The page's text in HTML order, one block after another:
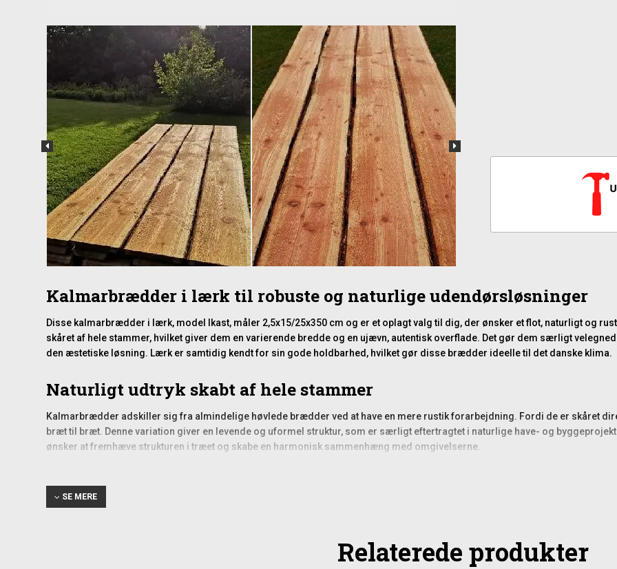
Kalmarbrædder i lærk til robuste og naturlige udendørsløsninger
Disse kalmarbrædder i lærk, model Ikast, måler 2,5x15/25x350 cm og er et oplagt valg til dig, der ønsker et flot, naturligt og
skåret af hele stammer, hvilket giver dem en varierende bredde og en ujævn, autentisk overflade. Det gør dem særligt
den æstetiske løsning. Lærk er samtidig kendt for sin gode holdbarhed, hvilket gør disse brædder ideelle til det danske klima.
Naturligt udtryk skabt af hele stammer
Kalmarbrædder adskiller sig fra almindelige høvlede brædder ved at have en mere rustik forarbejdning. Fordi de er skåret
bræt til bræt. Denne variation giver en levende og uformel struktur, som er særligt eftertragtet i naturlige have- og
ønsker at fremhæve strukturen i træet og skabe en harmonisk sammenhæng med omgivelserne.
Typiske anvendelser i have og udendørsbyggeri
Kalmarbrædder i lærk bruges ofte til opbygning af hegn, bålhytter, redskabsskure, facadebeklædning eller mindre
hvilket udtryk man ønsker, og de fungerer godt som beklædning, der skal blende ind i naturen uden at virke for poleret eller
SE MERE
Relaterede produkter